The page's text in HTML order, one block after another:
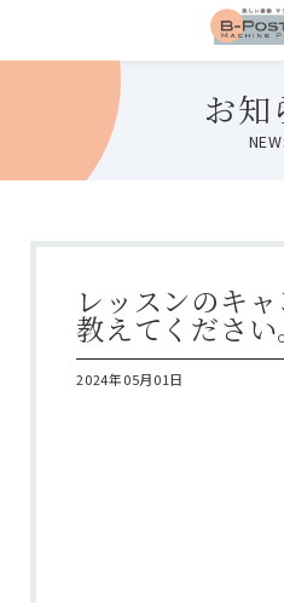
お知
レッスンのキ
教えてください
2024年05月01日